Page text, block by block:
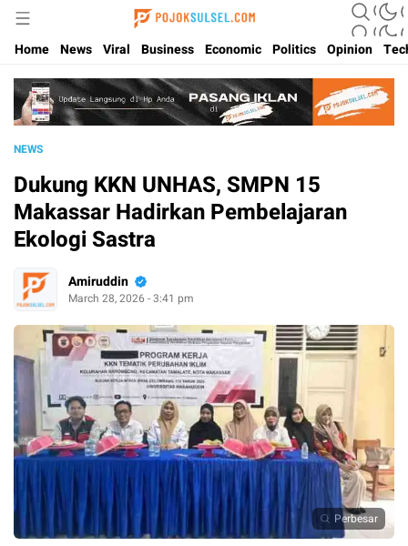
Pojoksulsel.com
Update Kabar Hits Sulsel, Langsung di Pojoksulsel.com
Home News Viral Business Economic Politics Opinion
NEWS
Dukung KKN UNHAS, SMPN 15
Makassar Hadirkan Pembelajaran
Ekologi Sastra
Amiruddin
March 28, 2026 - 3:41 pm
Perbesar